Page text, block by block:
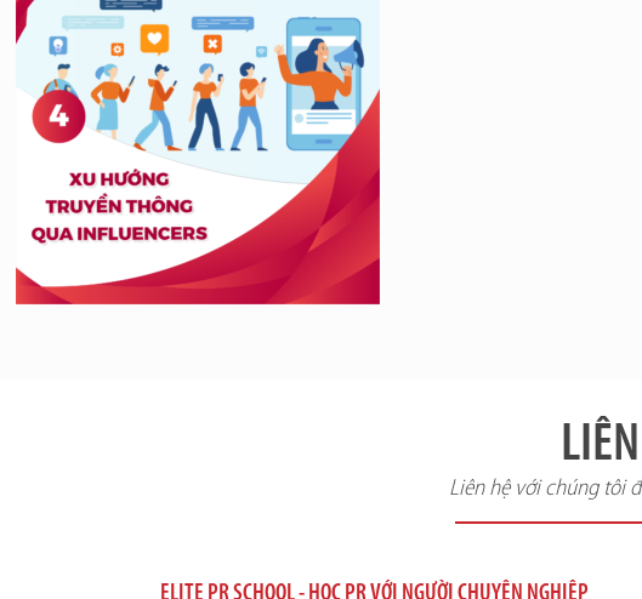
Liên hệ với chúng tôi
ELITE PR SCHOOL - HỌC PR VỚI NGƯỜI CHUYÊN NGHIỆP